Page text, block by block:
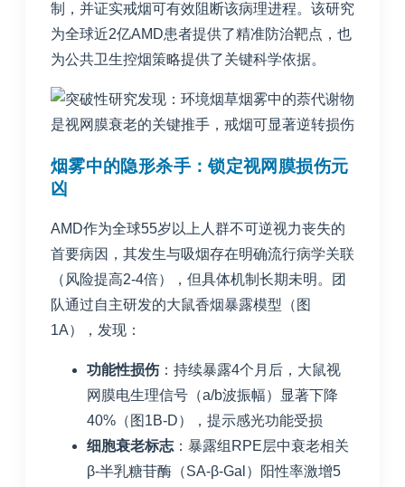
制，并证实戒烟可有效阻断该病理进程。该研究
为全球近2亿AMD患者提供了精准防治靶点，也
为公共卫生控烟策略提供了关键科学依据。
烟雾中的隐形杀手：锁定视网膜损伤元
凶
AMD作为全球55岁以上人群不可逆视力丧失的
首要病因，其发生与吸烟存在明确流行病学关联
（风险提高2-4倍），但具体机制长期未明。团
队通过自主研发的大鼠香烟暴露模型（图
1A），发现：
功能性损伤：持续暴露4个月后，大鼠视
网膜电生理信号（a/b波振幅）显著下降
40%（图1B-D），提示感光功能受损
细胞衰老标志 ：暴露组RPE层中衰老相关
β-半乳糖苷酶（SA-β-Gal）阳性率激增5